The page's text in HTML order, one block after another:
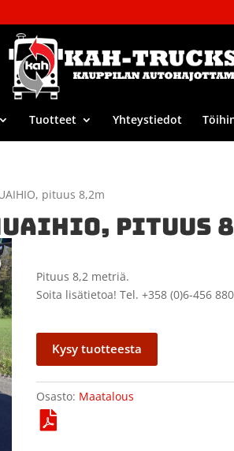
Tuotteet Yhteystiedot
pituus 8,2m
PITUUS
Pituus 8,2 metriä.
Soita lisätietoa! Tel. +358 (0)6-456
Kysy tuotteesta
Osasto: Maatalous